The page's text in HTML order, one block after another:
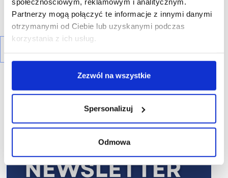
Partnerzy mogą połączyć te informacje z innymi danymi
otrzymanymi od Ciebie lub uzyskanymi podczas
korzystania z ich usług.
Zezwól na wszystkie
Spersonalizuj
Odmowa
R E K L A M A